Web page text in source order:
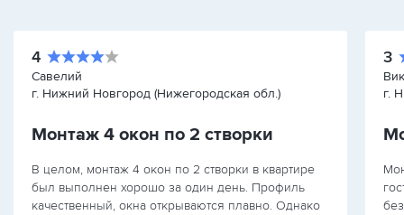
4
Савелий
г. Нижний Новгород (Нижегородская обл.)
Монтаж 4 окон по 2 створки
В целом, монтаж 4 окон по 2 створки в квартире
был выполнен хорошо за один день. Профиль
качественный, окна открываются плавно. Однако
3
г.